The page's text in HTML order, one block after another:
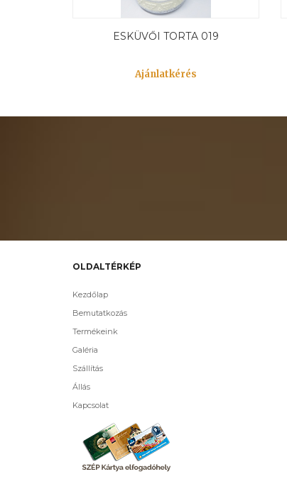
ESKÜVŐI TORTA 019
Ajánlatkérés
OLDALTÉRKÉP
Kezdőlap
Bemutatkozás
Termékeink
Galéria
Szállítás
Állás
Kapcsolat